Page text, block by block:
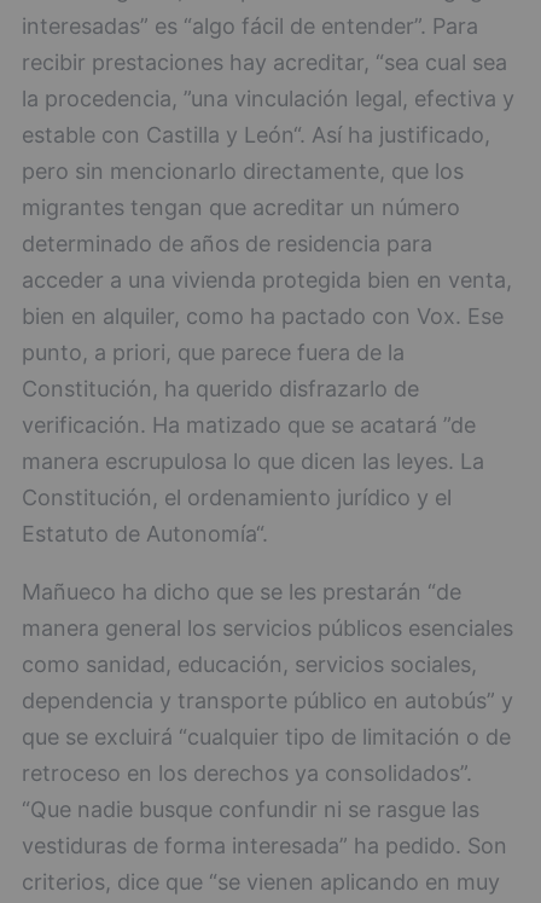
interesadas” es “algo fácil de entender”. Para
recibir prestaciones hay acreditar, “sea cual sea
la procedencia, ”una vinculación legal, efectiva y
estable con Castilla y León“. Así ha justificado,
pero sin mencionarlo directamente, que los
migrantes tengan que acreditar un número
determinado de años de residencia para
acceder a una vivienda protegida bien en venta,
bien en alquiler, como ha pactado con Vox. Ese
punto, a priori, que parece fuera de la
Constitución, ha querido disfrazarlo de
verificación. Ha matizado que se acatará ”de
manera escrupulosa lo que dicen las leyes. La
Constitución, el ordenamiento jurídico y el
Estatuto de Autonomía“.
Mañueco ha dicho que se les prestarán “de
manera general los servicios públicos esenciales
como sanidad, educación, servicios sociales,
dependencia y transporte público en autobús” y
que se excluirá “cualquier tipo de limitación o de
retroceso en los derechos ya consolidados”.
“Que nadie busque confundir ni se rasgue las
vestiduras de forma interesada” ha pedido. Son
criterios, dice que “se vienen aplicando en muy